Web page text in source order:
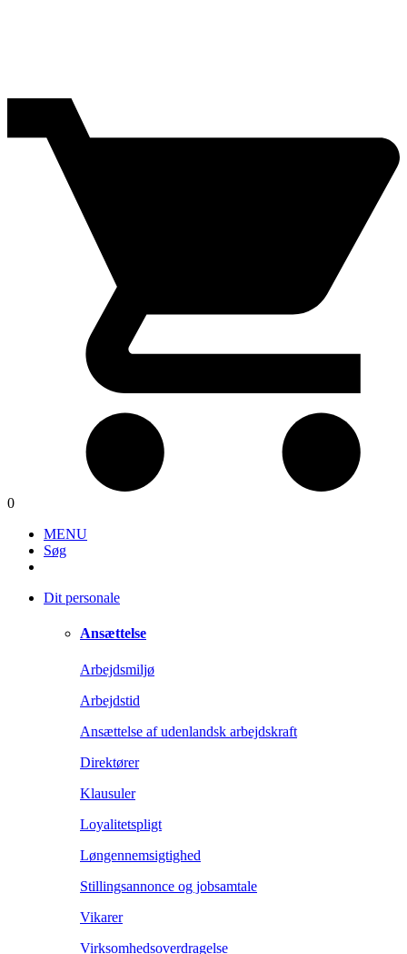
0
MENU
Søg
Dit personale
Ansættelse
Arbejdsmiljø
Arbejdstid
Ansættelse af udenlandsk arbejdskraft
Direktører
Klausuler
Loyalitetspligt
Løngennemsigtighed
Stillingsannonce og jobsamtale
Vikarer
Virksomhedsoverdragelse